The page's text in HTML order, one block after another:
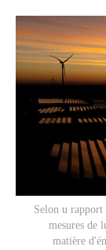
Selon u
mesures de
matière